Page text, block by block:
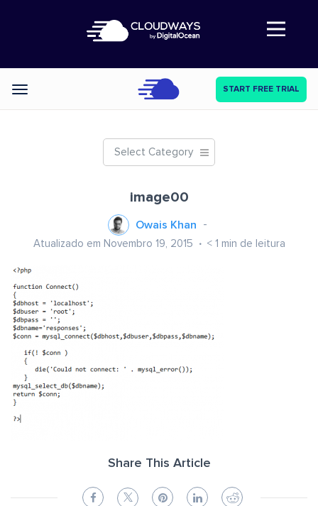
Abre a navegação
Categories START FREE TRIAL
Select Category
image00
Owais Khan
Atualizado em Novembro 19, 2015 < 1 min de leitura
Share This Article